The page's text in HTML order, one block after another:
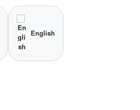
English